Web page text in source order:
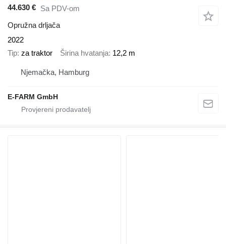
44.630 € Sa PDV-om
Opružna drljača
2022
Tip za traktor Širina hvatanja 12,2 m
Njemačka, Hamburg
E-FARM GmbH